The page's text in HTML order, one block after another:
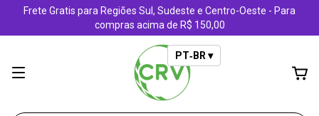
Frete Gratis para Regiões Sul, Sudeste e Centro-Oeste - Para
compras acima de R$ 150,00
PT‑BR ▾